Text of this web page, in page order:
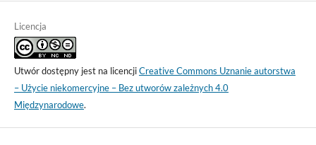
Licencja
Utwór dostępny jest na licencjiCreative Commons Uznanie autorstwa
– Użycie niekomercyjne – Bez utworów zależnych 4.0
Międzynarodowe.